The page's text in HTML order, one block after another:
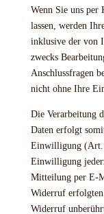
Wenn Sie uns
lassen, werden
inklusive der von
zwecks
Anschlussfragen
nicht ohne Ihre
Die Verarbeitung
Daten erfolgt
Einwilligung (Art.
Einwilligung
Mitteilung per E-
Widerruf
Widerruf